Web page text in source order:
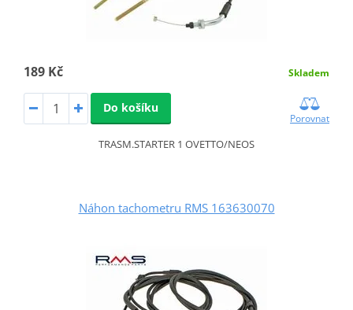
189 Kč Skladem
Do košíku
Porovnat
TRASM.STARTER 1 OVETTO/NEOS
Náhon tachometru RMS 163630070